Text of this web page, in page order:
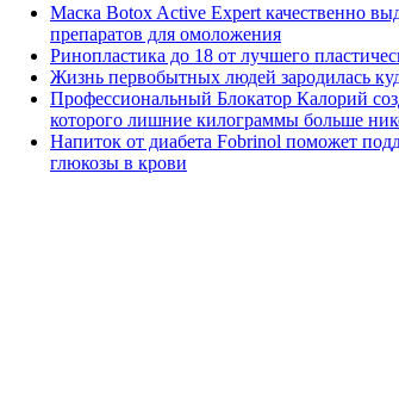
Маска Botox Active Expert качественно
препаратов для омоложения
Ринопластика до 18 от лучшего
Жизнь первобытных людей зародилась
Профессиональный Блокатор Калорий
которого лишние килограммы больше
Напиток от диабета Fobrinol поможет
глюкозы в крови